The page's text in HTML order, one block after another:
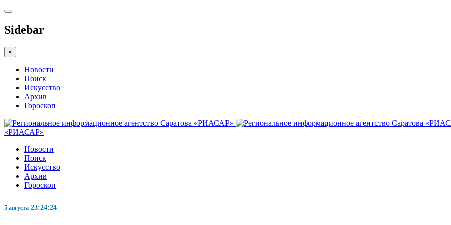
Sidebar
×
Новости
Поиск
Искусство
Архив
Гороскоп
«РИАСАР»
Новости
Поиск
Искусство
Архив
Гороскоп
5 августа 23:24:25